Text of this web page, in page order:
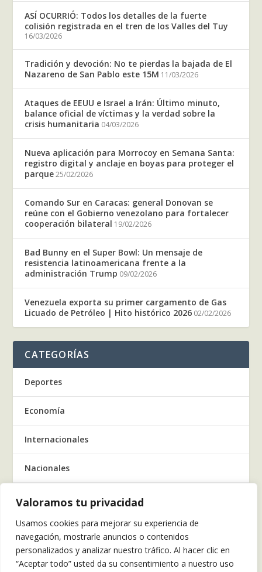
Valoramos tu privacidad
Usamos cookies para mejorar su experiencia de
navegación, mostrarle anuncios o contenidos
personalizados y analizar nuestro tráfico. Al hacer clic en
“Aceptar todo” usted da su consentimiento a nuestro uso
ASÍ OCURRIÓ: Todos los detalles de la fuerte
colisión registrada en el tren de los Valles del Tuy
16/03/2026
Tradición y devoción: No te pierdas la bajada de El
Nazareno de San Pablo este 15M 11/03/2026
Ataques de EEUU e Israel a Irán: Último minuto,
balance oficial de víctimas y la verdad sobre la
crisis humanitaria 04/03/2026
Nueva aplicación para Morrocoy en Semana Santa:
registro digital y anclaje en boyas para proteger el
parque 25/02/2026
Comando Sur en Caracas: general Donovan se
reúne con el Gobierno venezolano para fortalecer
cooperación bilateral 19/02/2026
Bad Bunny en el Super Bowl: Un mensaje de
resistencia latinoamericana frente a la
administración Trump 09/02/2026
Venezuela exporta su primer cargamento de Gas
Licuado de Petróleo | Hito histórico 2026 02/02/2026
CATEGORÍAS
Deportes
Economía
Internacionales
Nacionales
Regionales
Salud
Tecnología